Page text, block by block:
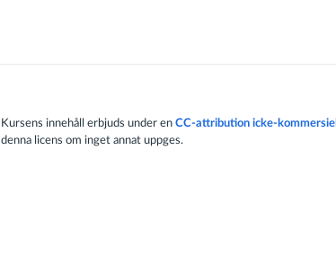
Kursens innehåll erbjuds under en CC-attribution icke-kommersiell
denna licens om inget annat uppges.